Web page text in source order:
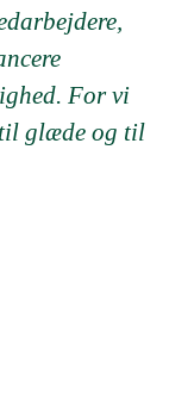
For vi
til glæde og til